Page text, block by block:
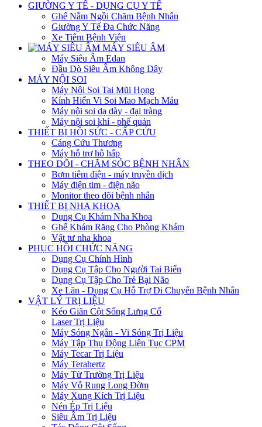
GIƯỜNG Y TẾ - DỤNG CỤ Y TẾ
Ghế Nằm Ngồi Chăm Bệnh Nhân
Giường Y Tế Đa Chức Năng
Xe Tiêm Bệnh Viện
MÁY SIÊU ÂM
Máy Siêu Âm Edan
Đầu Dò Siêu Âm Không Dây
MÁY NỘI SOI
Máy Nội Soi Tai Mũi Họng
Kính Hiển Vi Soi Mao Mạch Máu
Máy nội soi dạ dày - đại tràng
Máy nội soi khí - phế quản
THIẾT BỊ HỒI SỨC - CẤP CỨU
Cáng Cứu Thương
Máy hỗ trợ hô hấp
THEO DÕI - CHĂM SÓC BỆNH NHÂN
Bơm tiêm điện - máy truyền dịch
Máy điện tim - điện não
Monitor theo dõi bệnh nhân
THIẾT BỊ NHA KHOA
Dụng Cụ Khám Nha Khoa
Ghế Khám Răng Cho Phòng Khám
Vật tư nha khoa
PHỤC HỒI CHỨC NĂNG
Dụng Cụ Chỉnh Hình
Dụng Cụ Tập Cho Người Tai Biến
Dụng Cụ Tập Cho Trẻ Bại Não
Xe Lăn - Dụng Cụ Hỗ Trợ Di Chuyển Bệnh Nhân
VẬT LÝ TRỊ LIỆU
Kéo Giãn Cột Sống Lưng Cổ
Laser Trị Liệu
Máy Sóng Ngắn - Vi Sóng Trị Liệu
Máy Tập Thụ Động Liên Tục CPM
Máy Tecar Trị Liệu
Máy Terahertz
Máy Từ Trường Trị Liệu
Máy Vỗ Rung Long Đờm
Máy Xung Kích Trị Liệu
Nén Ép Trị Liệu
Siêu Âm Trị Liệu